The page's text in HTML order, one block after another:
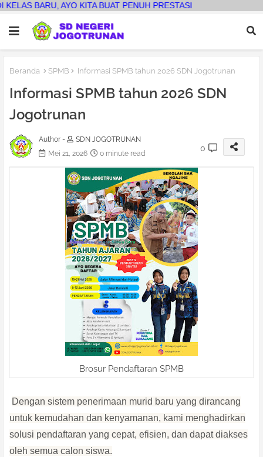
AYO KITA BUAT PENUH PRESTASI
Beranda SPMB Informasi SPMB tahun 2026 SDN Jogotrunan
Informasi SPMB tahun 2026 SDN
Jogotrunan
Author -
SDN JOGOTRUNAN
Mei 21, 2026
0 minute read
0
Brosur Pendaftaran SPMB
Dengan sistem penerimaan murid baru yang dirancang
untuk kemudahan dan kenyamanan, kami menghadirkan
solusi pendaftaran yang cepat, efisien, dan dapat diakses
oleh semua calon siswa.